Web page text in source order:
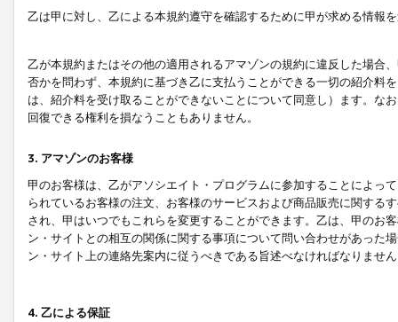
乙は甲に対し、乙による本規約遵守を確認するために甲が求める情報
乙が本規約またはその他の適用されるアマゾンの規約に違反した場合
否かを問わず、本規約に基づき乙に支払うことができる一切の紹介料
は、紹介料を受け取ることができないことについて同意し）ます。な
回復できる権利を損なうこともありません。
3. アマゾンのお客様
甲のお客様は、乙がアソシエイト・プログラムに参加することによっ
られているお客様の注文、お客様のサービスおよび商品販売に関する
され、甲はいつでもこれらを変更することができます。乙は、甲のお
ン・サイトとの相互の関係に関する事項について問い合わせがあった
ン・サイト上の連絡先案内に従うべきである旨述べなければなりませ
4. 乙による保証